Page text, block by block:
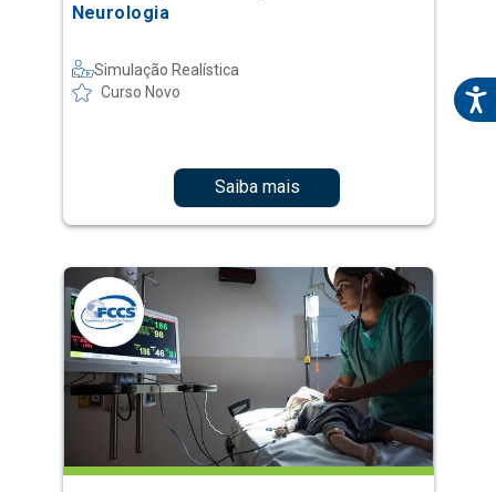
Neurologia
Simulação Realística
Curso Novo
Saiba mais